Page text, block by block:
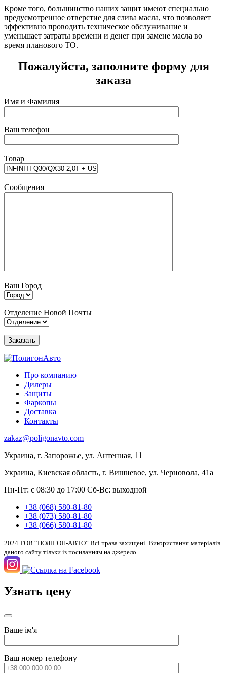
Кроме того, большинство наших защит имеют специально
предусмотренное отверстие для слива масла, что позволяет
эффективно проводить техническое обслуживание и
уменьшает затраты времени и денег при замене масла во
время планового ТО.
Пожалуйста, заполните форму для
заказа
Имя и Фамилия
Ваш телефон
Товар
Сообщения
Ваш Город
Отделение Новой Почты
Про компанию
Дилеры
Защиты
Фаркопы
Доставка
Контакты
zakaz@poligonavto.com
Украина, г. Запорожье, ул. Антенная, 11
Украина, Киевская область, г. Вишневое, ул. Черновола, 41а
Пн-Пт: с 08:30 до 17:00 Сб-Вс: выходной
+38 (068) 580-81-80
+38 (073) 580-81-80
+38 (066) 580-81-80
2024 ТОВ “ПОЛІГОН-АВТО” Всі права захищені. Використання матеріалів
даного сайту тільки із посиланням на джерело.
Узнать цену
Ваше ім'я
Ваш номер телефону